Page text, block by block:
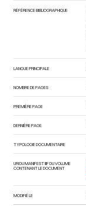
RÉFÉRENCE BIBLIOGRAPHIQUE
LANGUE PRINCIPALE
NOMBRE DE PAGES
PREMIÈRE PAGE
DERNIÈRE PAGE
TYPOLOGIE DOCUMENTAIRE
URI DU MANIFEST IIIF DU VOLUME
CONTENANT LE DOCUMENT
MODIFIÉ LE